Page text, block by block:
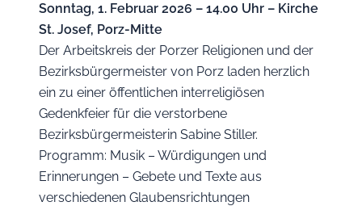
Sonntag, 1. Februar 2026 – 14.00 Uhr – Kirche
St. Josef, Porz-Mitte
Der Arbeitskreis der Porzer Religionen und der
Bezirksbürgermeister von Porz laden herzlich
ein zu einer öffentlichen interreligiösen
Gedenkfeier für die verstorbene
Bezirksbürgermeisterin Sabine Stiller.
Programm: Musik – Würdigungen und
Erinnerungen – Gebete und Texte aus
verschiedenen Glaubensrichtungen